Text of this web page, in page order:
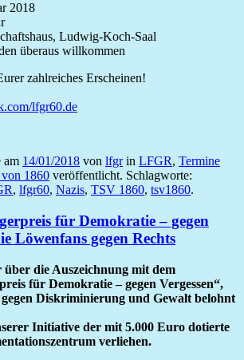
Ludwig-Koch-Saal
überaus willkommen
zahlreiches Erscheinen!
lfgr60.de
am 14/01/2018 von lfgrin LFGR, Termine
1860 veröffentlicht. Schlagworte:
, lfgr60, Nazis, TSV 1860, tsv1860.
für Demokratie – gegen
Löwenfans gegen Rechts
die Auszeichnung mit dem
für Demokratie – gegen Vergessen“,
Diskriminierung und Gewalt belohnt
Initiative der mit 5.000 Euro dotierte
verliehen.